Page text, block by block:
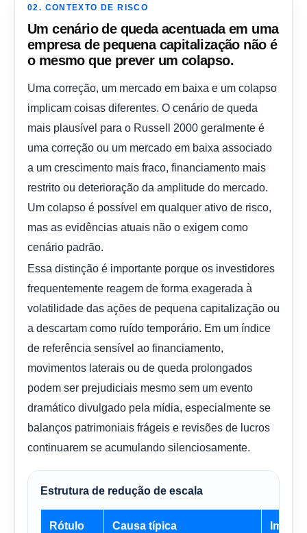
02. CONTEXTO DE RISCO
Um cenário de queda acentuada em uma
empresa de pequena capitalização não é
o mesmo que prever um colapso.
Uma correção, um mercado em baixa e um colapso
implicam coisas diferentes. O cenário de queda
mais plausível para o Russell 2000 geralmente é
uma correção ou um mercado em baixa associado
a um crescimento mais fraco, financiamento mais
restrito ou deterioração da amplitude do mercado.
Um colapso é possível em qualquer ativo de risco,
mas as evidências atuais não o exigem como
cenário padrão.
Essa distinção é importante porque os investidores
frequentemente reagem de forma exagerada à
volatilidade das ações de pequena capitalização ou
a descartam como ruído temporário. Em um índice
de referência sensível ao financiamento,
movimentos laterais ou de queda prolongados
podem ser prejudiciais mesmo sem um evento
dramático divulgado pela mídia, especialmente se
balanços patrimoniais frágeis e revisões de lucros
continuarem se acumulando silenciosamente.
Estrutura de redução de escala
Rótulo
Causa típica